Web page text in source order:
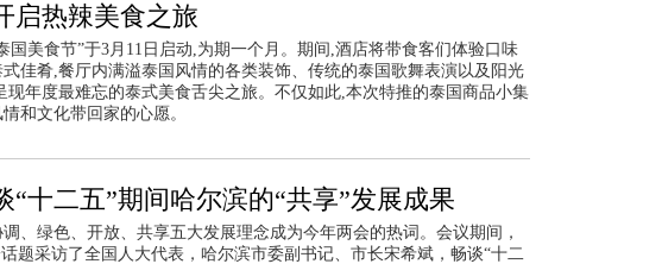
启热辣美食之旅
国美食节”于3月11日启动,为期一个月。期间,酒店将带食客们体验口味
佳肴,餐厅内满溢泰国风情的各类装饰、传统的泰国歌舞表演以及阳光
现年度最难忘的泰式美食舌尖之旅。不仅如此,本次特推的泰国商品小集
和文化带回家的心愿。
“十二五”期间哈尔滨的“共享”发展成果
、绿色、开放、共享五大发展理念成为今年两会的热词。会议期间，
题采访了全国人大代表，哈尔滨市委副书记、市长宋希斌，畅谈“十二